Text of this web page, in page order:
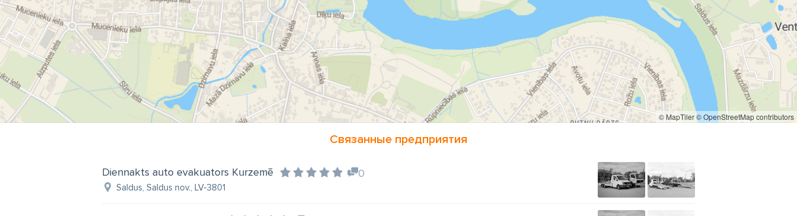
© MapTiler© OpenStreetMap contributors
Связанные предприятия
Diennakts auto evakuators Kurzemē 0
Saldus, Saldus nov., LV-3801